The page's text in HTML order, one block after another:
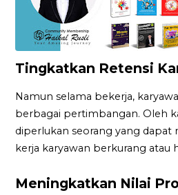
Tingkatkan Retensi
Namun selama bekerja,
berbagai pertimbangan. Oleh
diperlukan seorang yang dapat
kerja karyawan berkurang atau
Meningkatkan Nilai